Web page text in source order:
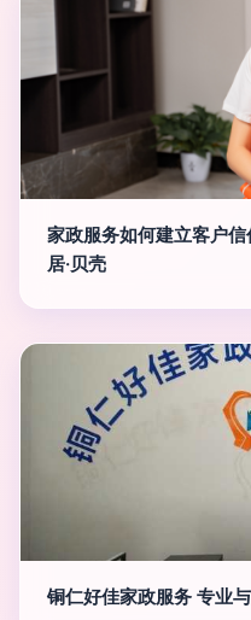
家政服务如何建立客户
居·贝壳
铜仁好佳家政服务 专业